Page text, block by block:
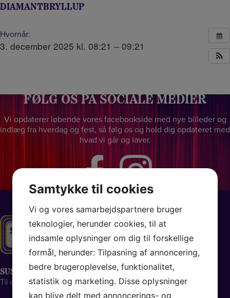
DIAMANTBRYLLUP
Hvornår:
3. december 2025 kl. 08:21 – 09:21
FØLG OS PÅ SOCIALE MEDIER
Vi opdaterer løbende vores facebookside med nye billeder og
indlæg fra hverdag og fest, så følg os og hold dig opdateret med
hvad vi går og laver.
SUSSI & DRENGENE
Til alle slags fester... store som små!
Samtykke til cookies
Vi og vores samarbejdspartnere bruger
teknologier, herunder cookies, til at
indsamle oplysninger om dig til forskellige
formål, herunder: Tilpasning af annoncering,
bedre brugeroplevelse, funktionalitet,
statistik og marketing. Disse oplysninger
kan blive delt med annoncerings- og